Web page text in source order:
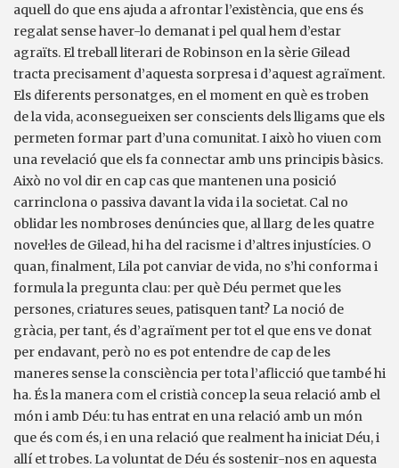
aquell do que ens ajuda a afrontar l’existència, que ens és
regalat sense haver-lo demanat i pel qual hem d’estar
agraïts. El treball literari de Robinson en la sèrie Gilead
tracta precisament d’aquesta sorpresa i d’aquest agraïment.
Els diferents personatges, en el moment en què es troben
de la vida, aconsegueixen ser conscients dels lligams que els
permeten formar part d’una comunitat. I això ho viuen com
una revelació que els fa connectar amb uns principis bàsics.
Això no vol dir en cap cas que mantenen una posició
carrinclona o passiva davant la vida i la societat. Cal no
oblidar les nombroses denúncies que, al llarg de les quatre
novel·les de Gilead, hi ha del racisme i d’altres injustícies. O
quan, finalment, Lila pot canviar de vida, no s’hi conforma i
formula la pregunta clau: per què Déu permet que les
persones, criatures seues, patisquen tant? La noció de
gràcia, per tant, és d’agraïment per tot el que ens ve donat
per endavant, però no es pot entendre de cap de les
maneres sense la consciència per tota l’aflicció que també hi
ha. És la manera com el cristià concep la seua relació amb el
món i amb Déu: tu has entrat en una relació amb un món
que és com és, i en una relació que realment ha iniciat Déu, i
allí et trobes. La voluntat de Déu és sostenir-nos en aquesta